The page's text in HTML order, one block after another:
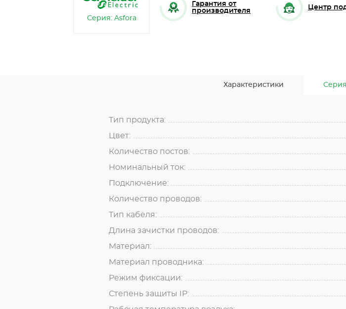
Серия: Asfora
Гарантия от
производителя
Центр
Характеристики
Тип продукта:
Цвет:
Количество постов:
Номинальный ток:
Подключение:
Количество проводов:
Тип кабеля:
Длина зачистки проводов:
Материал:
Материал проводника:
Режим фиксации:
Степень защиты IP: